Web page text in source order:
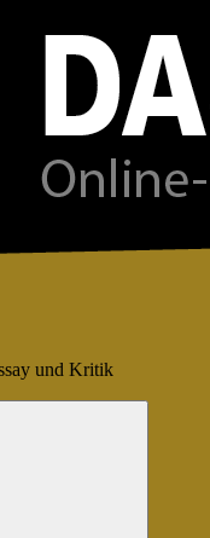
und Kritik